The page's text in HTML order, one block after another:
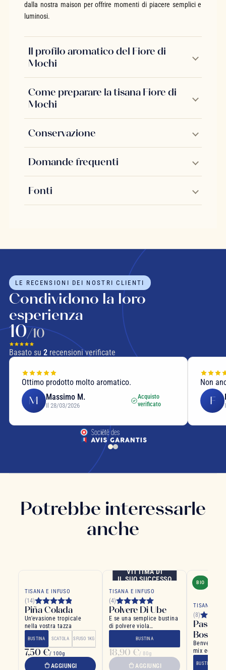
dalla nostra maison per offrire momenti di piacere semplici e
luminosi.
Il profilo aromatico del Fiore di
Mochi
Come preparare la tisana Fiore di
Mochi
Conservazione
Domande frequenti
Fonti
LE RECENSIONI DEI NOSTRI CLIENTI
Condividono la loro
esperienza
10/10
Basato su 2recensioni verificate
Ottimo prodotto molto aromatico.
M Massimo M.
Il 28/03/2026
Acquisto
verificato
Non
F
Potrebbe interessarle
anche
TISANA E INFUSO
(14)
Piña Colada
Un'evasione tropicale
nella vostra tazza
BUSTINA SCATOLA SFUSO 1KG
7,50 €/ 100g
AGGIUNGI
VITTIMA DI
IL SUO SUCCESSO
TISANA E INFUSO
(4)
Polvere Di Ube
E se una semplice bustina
di polvere viola
vostra cucina?
BUSTINA
18,90 €/ 80g
AGGIUNGI
BIO
TISANA E
(8)
Bosco
Benvenuti
mix
BUSTINA